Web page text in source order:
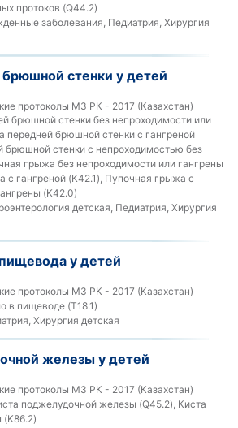
протоков (Q44.2)
заболевания, Педиатрия, Хирургия
стенки у детей
протоколы МЗ РК - 2017 (Казахстан)
брюшной стенки без непроходимости или
передней брюшной стенки с гангреной
брюшной стенки с непроходимостью без
грыжа без непроходимости или гангрены
с гангреной (K42.1), Пупочная грыжа с
(K42.0)
детская, Педиатрия, Хирургия
у детей
протоколы МЗ РК - 2017 (Казахстан)
в пищеводе (T18.1)
Хирургия детская
железы у детей
протоколы МЗ РК - 2017 (Казахстан)
поджелудочной железы (Q45.2), Киста